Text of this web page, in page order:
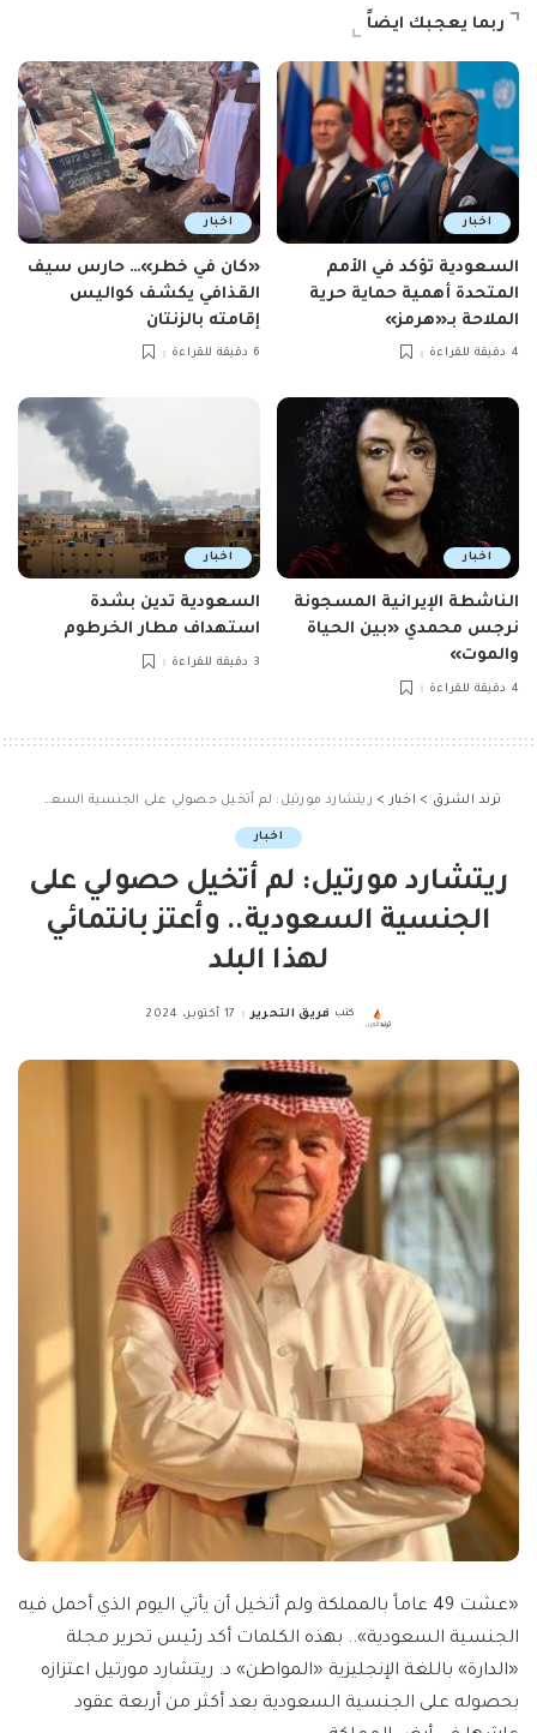
ربما يعجبك ايضاً
اخبار
السعودية تؤكد في الأمم
المتحدة أهمية حماية حرية
الملاحة بـ«هرمز»
4 دقيقة للقراءة
اخبار
«كان في خطر»… حارس سيف
القذافي يكشف كواليس
إقامته بالزنتان
6 دقيقة للقراءة
اخبار
الناشطة الإيرانية المسجونة
نرجس محمدي «بين الحياة
والموت»
4 دقيقة للقراءة
اخبار
السعودية تدين بشدة
استهداف مطار الخرطوم
3 دقيقة للقراءة
ترند الشرق > اخبار > ريتشارد مورتيل: لم أتخيل حصولي على الجنسية السعودية.. وأعتز بانتمائي لهذا البلد
اخبار
ريتشارد مورتيل: لم أتخيل حصولي على
الجنسية السعودية.. وأعتز بانتمائي
لهذا البلد
Posted
كتب فريق التحرير 17 أكتوبر، 2024
«عشت 49 عاماً بالمملكة ولم أتخيل أن يأتي اليوم الذي أحمل فيه
الجنسية السعودية».. بهذه الكلمات أكد رئيس تحرير مجلة
«الدارة» باللغة الإنجليزية «المواطن» د. ريتشارد مورتيل اعتزازه
بحصوله على الجنسية السعودية بعد أكثر من أربعة عقود